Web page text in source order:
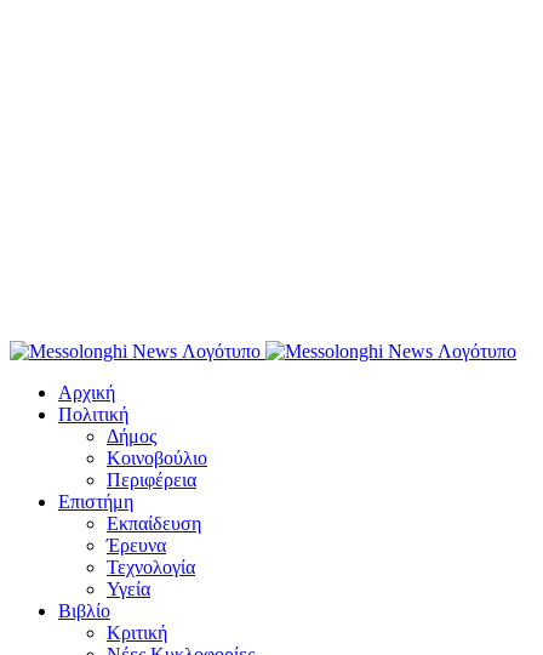
Αρχική
Πολιτική
Δήμος
Κοινοβούλιο
Περιφέρεια
Επιστήμη
Εκπαίδευση
Έρευνα
Τεχνολογία
Υγεία
Βιβλίο
Κριτική